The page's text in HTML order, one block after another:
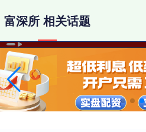
富深所 相关话题